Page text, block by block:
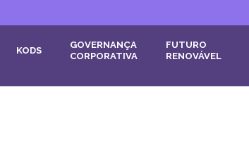
KODS
GOVERNANÇA
CORPORATIVA
FUTURO
RENOVÁVEL